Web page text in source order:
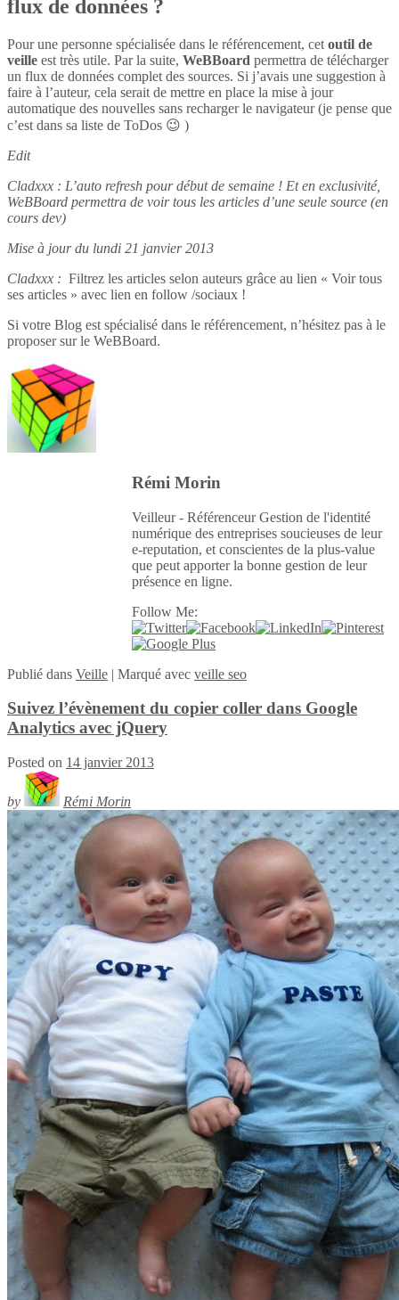
flux de données ?
Pour une personne spécialisée dans le référencement, cet outil de
veille est très utile. Par la suite, WeBBoard permettra de télécharger
un flux de données complet des sources. Si j’avais une suggestion à
faire à l’auteur, cela serait de mettre en place la mise à jour
automatique des nouvelles sans recharger le navigateur (je pense que
c’est dans sa liste de ToDos 😉 )
Edit
Cladxxx : L’auto refresh pour début de semaine ! Et en exclusivité,
WeBBoard permettra de voir tous les articles d’une seule source (en
cours dev)
Mise à jour du lundi 21 janvier 2013
Cladxxx : Filtrez les articles selon auteurs grâce au lien « Voir tous
ses articles » avec lien en follow /sociaux !
Si votre Blog est spécialisé dans le référencement, n’hésitez pas à le
proposer sur le WeBBoard.
Rémi Morin
Veilleur - Référenceur Gestion de l'identité
numérique des entreprises soucieuses de leur
e-reputation, et conscientes de la plus-value
que peut apporter la bonne gestion de leur
présence en ligne.
Follow Me:
Publié dans Veille | Marqué avec veille seo
Suivez l’évènement du copier coller dans Google
Analytics avec jQuery
Posted on 14 janvier 2013
by Rémi Morin